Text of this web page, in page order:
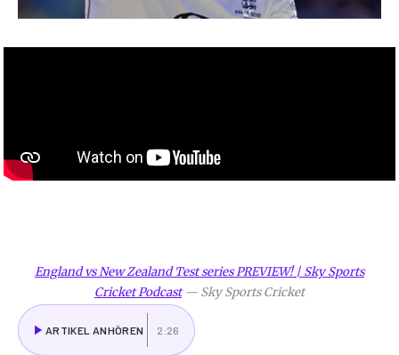
England vs New Zealand Test series PREVIEW! | Sky Sports
Cricket Podcast— Sky Sports Cricket
ARTIKEL ANHÖREN 2:26